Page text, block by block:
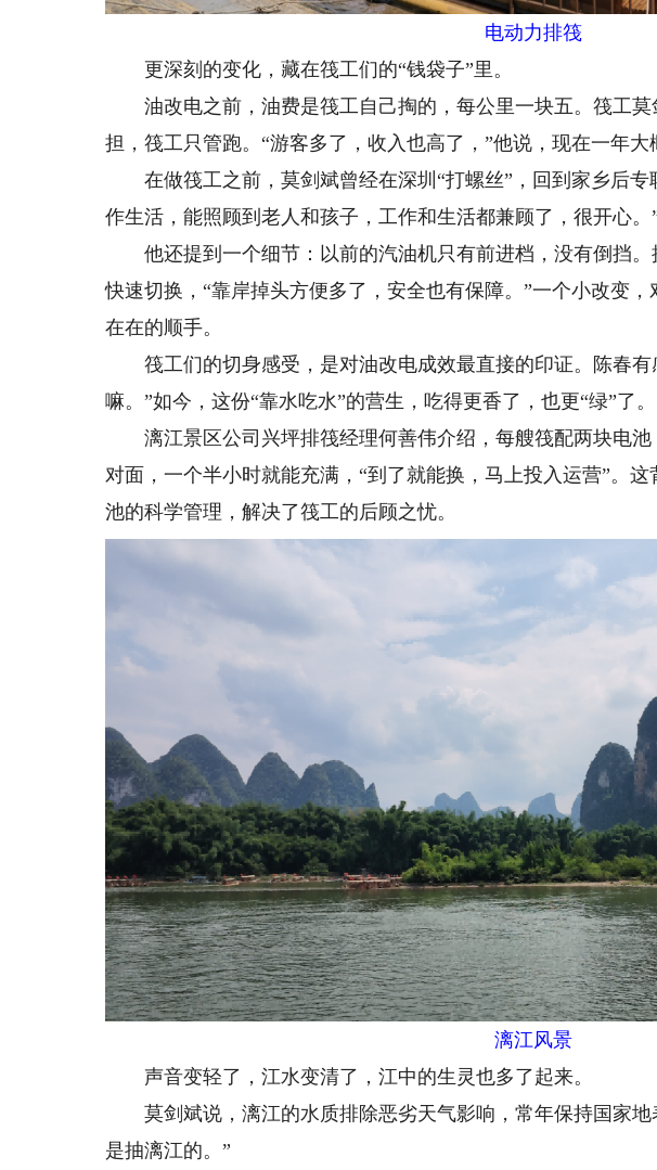
电动力排筏
更深刻的变化，藏在筏工们的“钱袋子”里。
油改电之前，油费是筏工自己掏的，每公里一块五。筏工莫
担，筏工只管跑。“游客多了，收入也高了，”他说，现在一年大
在做筏工之前，莫剑斌曾经在深圳“打螺丝”，回到家乡后专
作生活，能照顾到老人和孩子，工作和生活都兼顾了，很开心。
他还提到一个细节：以前的汽油机只有前进档，没有倒挡。
快速切换，“靠岸掉头方便多了，安全也有保障。”一个小改变
在在的顺手。
筏工们的切身感受，是对油改电成效最直接的印证。陈春有
嘛。”如今，这份“靠水吃水”的营生，吃得更香了，也更“绿”了。
漓江景区公司兴坪排筏经理何善伟介绍，每艘筏配两块电池
对面，一个半小时就能充满，“到了就能换，马上投入运营”。
池的科学管理，解决了筏工的后顾之忧。
漓江风景
声音变轻了，江水变清了，江中的生灵也多了起来。
莫剑斌说，漓江的水质排除恶劣天气影响，常年保持国家地
是抽漓江的。”